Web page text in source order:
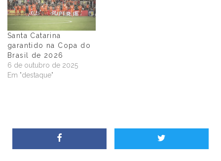
Santa Catarina
garantido na Copa do
Brasil de 2026
6 de outubro de 2025
Em "destaque"